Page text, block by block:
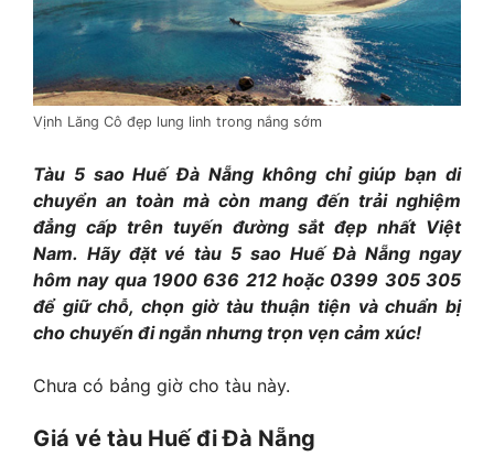
Vịnh Lăng Cô đẹp lung linh trong nắng sớm
Tàu 5 sao Huế Đà Nẵng không chỉ giúp bạn di
chuyển an toàn mà còn mang đến trải nghiệm
đẳng cấp trên tuyến đường sắt đẹp nhất Việt
Nam. Hãy đặt vé tàu 5 sao Huế Đà Nẵng ngay
hôm nay qua 1900 636 212 hoặc 0399 305 305
để giữ chỗ, chọn giờ tàu thuận tiện và chuẩn bị
cho chuyến đi ngắn nhưng trọn vẹn cảm xúc!
Chưa có bảng giờ cho tàu này.
Giá vé tàu Huế đi Đà Nẵng